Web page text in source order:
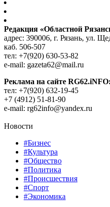
Редакция «Областной
адрес: 390006, г. Рязань, ул.
каб. 506-507
тел: +7(920) 630-53-82
e-mail: gazeta62@mail.ru
Реклама на сайте RG62.iNFO:
тел: +7(920) 632-19-45
+7 (4912) 51-81-90
e-mail: rg62info@yandex.ru
Новости
#Бизнес
#Культура
#Общество
#Политика
#Происшествия
#Спорт
#Экономика